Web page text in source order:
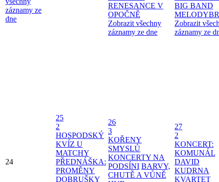
záznamy ze
dne
RENESANCE V
OPOČNĚ
Zobrazit všechny
záznamy ze dne
BIG BAND
Zobrazit
záznamy ze
24
25
2
HOSPODSKÝ
KVÍZ U
MATCHY
PŘEDNÁŠKA:
PROMĚNY
DOBRUŠKY
26
3
KOŘENY
SMYSLŮ
KONCERTY NA
PODSÍNI BARVY,
CHUTĚ A VŮNĚ
27
2
KONCERT:
KOMUNÁL
DAVID
KUDRNA
KVARTET